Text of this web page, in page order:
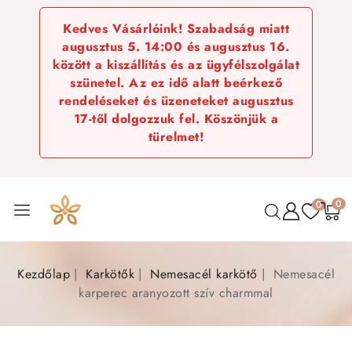
Kedves Vásárlóink! Szabadság miatt
augusztus 5. 14:00 és augusztus 16.
között a kiszállítás és az ügyfélszolgálat
szünetel. Az ez idő alatt beérkező
rendeléseket és üzeneteket augusztus
17-től dolgozzuk fel. Köszönjük a
türelmet!
0 0
Kezdőlap Karkötők Nemesacél karkötő
Nemesacél
karperec aranyozott szív charmmal